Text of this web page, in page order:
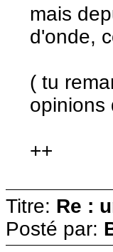
mais
d'onde,
( tu
opinions
++
Titre: Re :
Posté par: